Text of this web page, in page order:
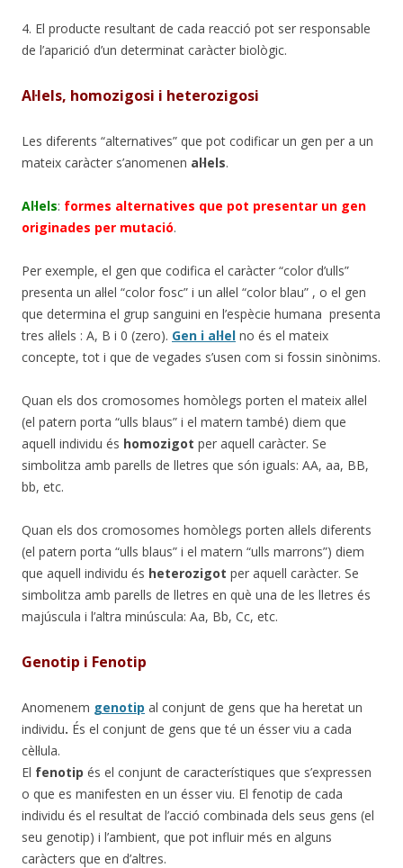
4. El producte resultant de cada reacció pot ser responsable
de l’aparició d’un determinat caràcter biològic.
Al·lels, homozigosi i heterozigosi
Les diferents “alternatives” que pot codificar un gen per a un
mateix caràcter s’anomenen al·lels.
Al·lels: formes alternatives que pot presentar un gen
originades per mutació.
Per exemple, el gen que codifica el caràcter “color d’ulls”
presenta un al·lel “color fosc” i un al·lel “color blau” , o el gen
que determina el grup sanguini en l’espècie humana presenta
tres al·lels : A, B i 0 (zero). Gen i al·lel no és el mateix
concepte, tot i que de vegades s’usen com si fossin sinònims.
Quan els dos cromosomes homòlegs porten el mateix al·lel
(el patern porta “ulls blaus” i el matern també) diem que
aquell individu és homozigot per aquell caràcter. Se
simbolitza amb parells de lletres que són iguals: AA, aa, BB,
bb, etc.
Quan els dos cromosomes homòlegs porten al·lels diferents
(el patern porta “ulls blaus” i el matern “ulls marrons”) diem
que aquell individu és heterozigot per aquell caràcter. Se
simbolitza amb parells de lletres en què una de les lletres és
majúscula i l’altra minúscula: Aa, Bb, Cc, etc.
Genotip i Fenotip
Anomenem genotip al conjunt de gens que ha heretat un
individu. És el conjunt de gens que té un ésser viu a cada
cèl·lula.
El fenotip és el conjunt de característiques que s’expressen
o que es manifesten en un ésser viu. El fenotip de cada
individu és el resultat de l’acció combinada dels seus gens (el
seu genotip) i l’ambient, que pot influir més en alguns
caràcters que en d’altres.